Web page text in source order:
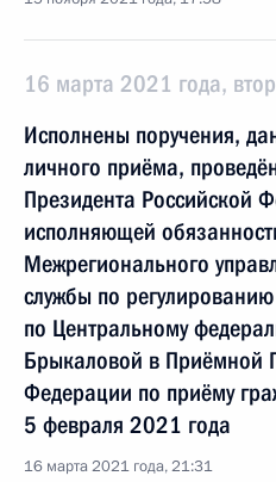
16 марта 2021 года,
Исполнены поручения,
личного приёма,
Президента Российской
исполняющей
Межрегионального
службы по
по Центральному
Брыкаловой в Приёмной
Федерации по приёму
5 февраля 2021 года
16 марта 2021 года, 21:31